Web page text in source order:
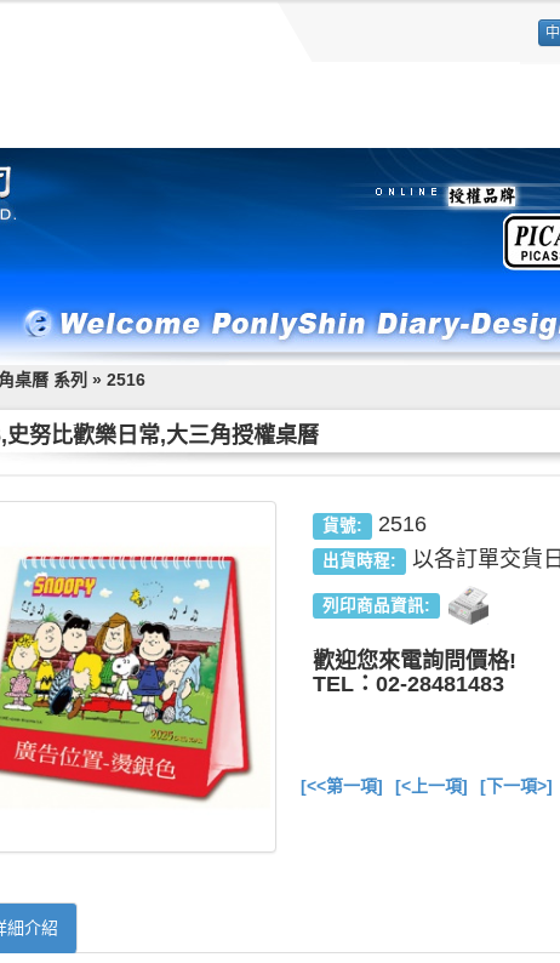
桌曆 系列 » 2516
史努比歡樂日常,大三角授權桌曆
貨號: 2516
出貨時程: 以各訂單交貨
列印商品資訊:
歡迎您來電詢問價格!
TEL：02-28481483
[<<第一項] [<上一項] [下一項>]
細介紹